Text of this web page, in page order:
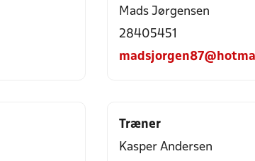
Mads Jørgensen
28405451
Træner
Kasper Andersen